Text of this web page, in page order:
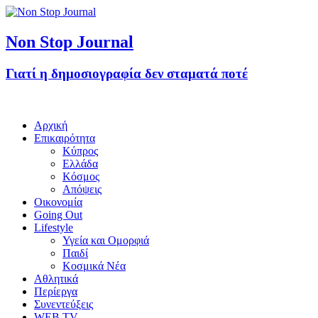
Non Stop Journal
Γιατί η δημοσιογραφία δεν σταματά ποτέ
Αρχική
Επικαιρότητα
Κύπρος
Ελλάδα
Κόσμος
Απόψεις
Οικονομία
Going Out
Lifestyle
Υγεία και Ομορφιά
Παιδί
Κοσμικά Νέα
Αθλητικά
Περίεργα
Συνεντεύξεις